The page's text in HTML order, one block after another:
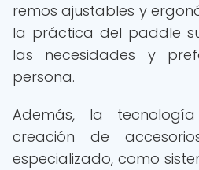
remos ajustables y
la práctica del paddle
las necesidades y
persona.
Además, la
creación de
especializado, como